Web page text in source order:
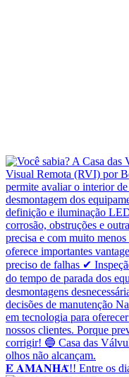
𝐄́ 𝐀𝐌𝐀𝐍𝐇𝐀̃!! Entre os dias